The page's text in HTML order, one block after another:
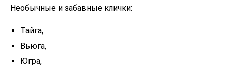
Необычные и забавные клички:
Тайга,
Вьюга,
Югра,